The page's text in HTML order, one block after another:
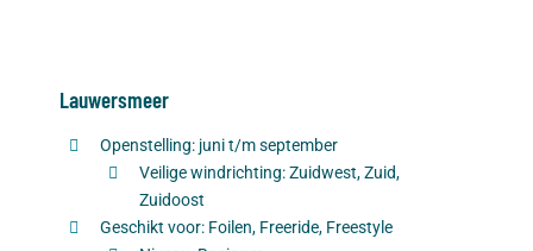
Lauwersmeer
Openstelling: juni t/m september
Veilige windrichting: Zuidwest, Zuid,
Zuidoost
Geschikt voor: Foilen, Freeride, Freestyle